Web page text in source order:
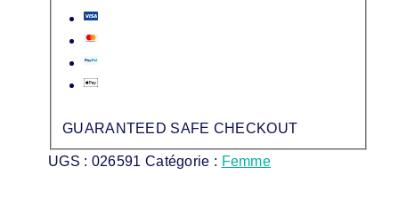
GUARANTEED SAFE CHECKOUT
UGS : 026591 Catégorie : Femme